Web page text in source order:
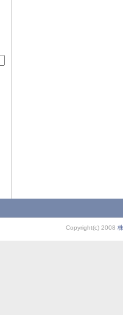
Copyright(c) 2008